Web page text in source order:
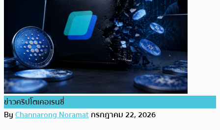
ข่าวคริปโตเคอเรนซี่
ByChannarong Noramatกรกฎาคม 22, 2026